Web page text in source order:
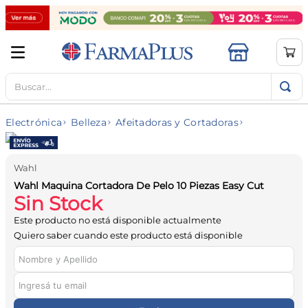
Buscar...
Electrónica Belleza Afeitadoras y Cortadoras
Wahl
Wahl Maquina Cortadora De Pelo 10 Piezas Easy Cut
Sin Stock
Este producto no está disponible actualmente
Quiero saber cuando este producto está disponible
TÉRMINOS MÁS BUSCADOS
1.
mela b3
2.
cerave limpieza
3.
creatina
5.
shampoo
6.
proteina
7.
ibuprofeno
8.
contorno ojos
9.
magnesio